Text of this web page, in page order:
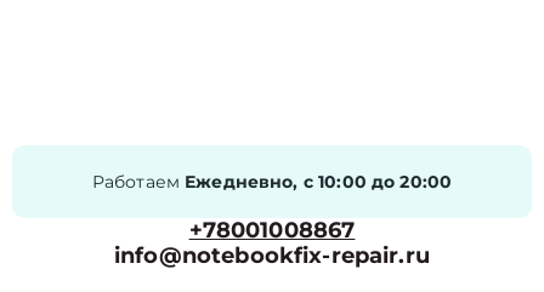
Работаем Ежедневно, с 10:00 до 20:00
+78001008867
info@notebookfix-repair.ru